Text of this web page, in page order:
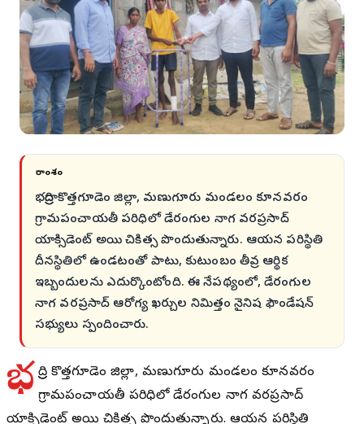
సారాంశం
భద్రాద్రి కొత్తగూడెం జిల్లా, మణుగూరు మండలం కూనవరం
గ్రామపంచాయతీ పరిధిలో డేరంగుల నాగ వరప్రసాద్
యాక్సిడెంట్ అయి చికిత్స పొందుతున్నారు. ఆయన పరిస్థితి
దీనస్థితిలో ఉండటంతో పాటు, కుటుంబం తీవ్ర ఆర్థిక
ఇబ్బందులను ఎదుర్కొంటోంది. ఈ నేపథ్యంలో, డేరంగుల
నాగ వరప్రసాద్ ఆరోగ్య ఖర్చుల నిమిత్తం నైనిష ఫౌండేషన్
సభ్యులు స్పందించారు.
భ ద్రాద్రి కొత్తగూడెం జిల్లా, మణుగూరు మండలం కూనవరం
గ్రామపంచాయతీ పరిధిలో డేరంగుల నాగ వరప్రసాద్
యాక్సిడెంట్ అయి చికిత్స పొందుతున్నారు. ఆయన పరిస్థితి